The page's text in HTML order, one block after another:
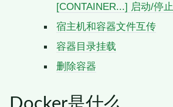
[CONTAINER...] 启动/停
宿主机和容器文件互传
容器目录挂载
删除容器